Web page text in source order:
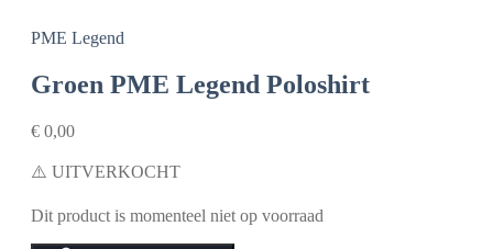
PME Legend
Groen PME Legend Poloshirt
€ 0,00
⚠️ UITVERKOCHT
Dit product is momenteel niet op voorraad